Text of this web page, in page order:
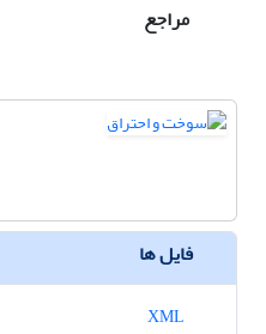
مراجع
فایل ها